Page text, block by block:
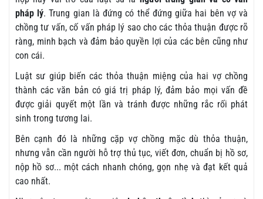
pháp lý. Trung gian là đứng có thể đứng giữa hai bên vợ và
chồng tư vấn, cố vấn pháp lý sao cho các thỏa thuận được rõ
ràng, minh bạch và đảm bảo quyền lợi của các bên cũng như
con cái.
Luật sư giúp biến các thỏa thuận miệng của hai vợ chồng
thành các văn bản có giá trị pháp lý, đảm bảo mọi vấn đề
được giải quyết một lần và tránh được những rắc rối phát
sinh trong tương lai.
Bên cạnh đó là những cặp vợ chồng mặc dù thỏa thuận,
nhưng vẫn cần người hỗ trợ thủ tục, viết đơn, chuẩn bị hồ sơ,
nộp hồ sơ... một cách nhanh chóng, gọn nhẹ và đạt kết quả
cao nhất.